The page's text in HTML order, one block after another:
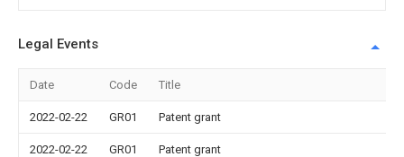
Legal Events
Date Code Title
2022-02-22 GR01 Patent grant
2022-02-22 GR01 Patent grant